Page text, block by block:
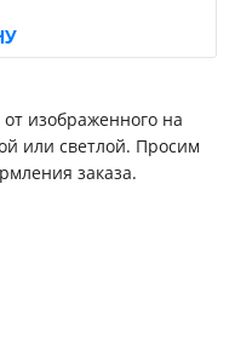
изображенного на
или светлой. Просим
заказа.